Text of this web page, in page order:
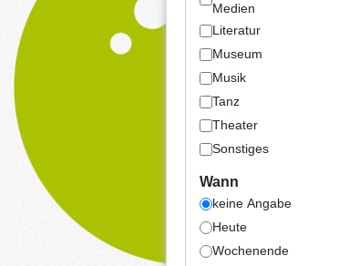
Medien
Literatur
Museum
Musik
Tanz
Theater
Sonstiges
Wann
keine Angabe
Heute
Wochenende